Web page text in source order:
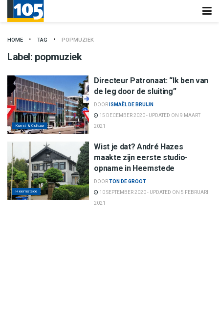
HOME TAG POPMUZIEK
Label: popmuziek
Kunst & Cultuur
Directeur Patronaat: “Ik ben van
de leg door de sluiting”
DOOR ISMAËL DE BRUIJN
15 DECEMBER 2020 - UPDATED ON 9 MAART
2021
Heemstede
Wist je dat? André Hazes
maakte zijn eerste studio-
opname in Heemstede
DOORTON DE GROOT
10 SEPTEMBER 2020 - UPDATED ON 5 FEBRUARI
2021